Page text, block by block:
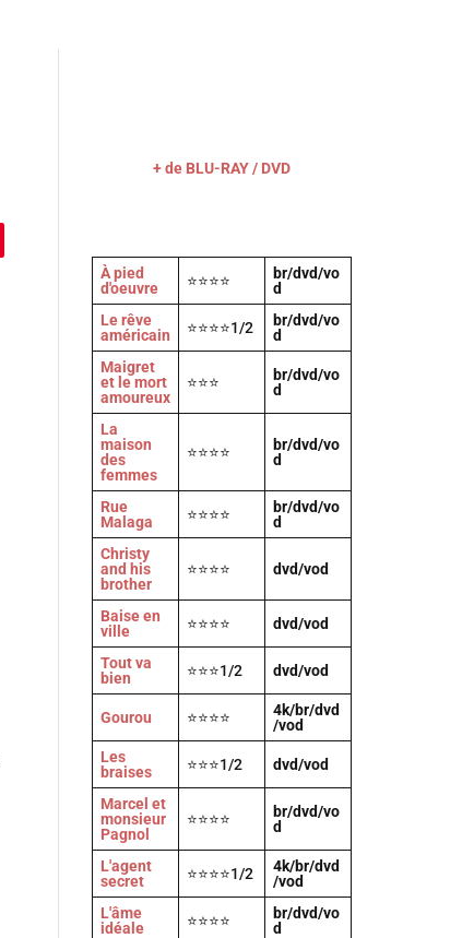
+ de BLU-RAY / DVD
À pied
d'oeuvre
⭐⭐⭐⭐
br/dvd/vo
d
Le rêve
américain
⭐⭐⭐⭐1/2
br/dvd/vo
d
Maigret
et le mort
amoureux
⭐⭐⭐
br/dvd/vo
d
La
maison
des
femmes
⭐⭐⭐⭐
br/dvd/vo
d
Rue
Malaga
⭐⭐⭐⭐
br/dvd/vo
d
Christy
and his
brother
⭐⭐⭐⭐ dvd/vod
Baise en
ville
⭐⭐⭐⭐ dvd/vod
Tout va
bien
⭐⭐⭐1/2 dvd/vod
Gourou ⭐⭐⭐⭐
4k/br/dvd
/vod
Les
braises
⭐⭐⭐1/2 dvd/vod
Marcel et
monsieur
Pagnol
⭐⭐⭐⭐
br/dvd/vo
d
L'agent
secret
⭐⭐⭐⭐1/2
4k/br/dvd
/vod
L'âme
idéale
⭐⭐⭐⭐
br/dvd/vo
d